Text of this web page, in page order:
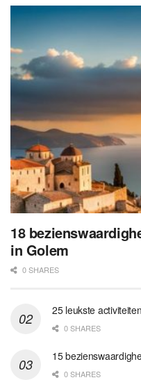
18
in Golem
0 SHARES
25 leukste
0 SHARES
15
0 SHARES